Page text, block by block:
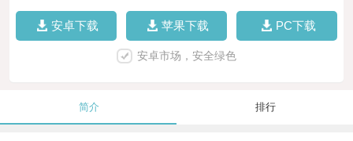
安卓下载 苹果下载 PC下载
安卓市场，安全绿色
简介 排行